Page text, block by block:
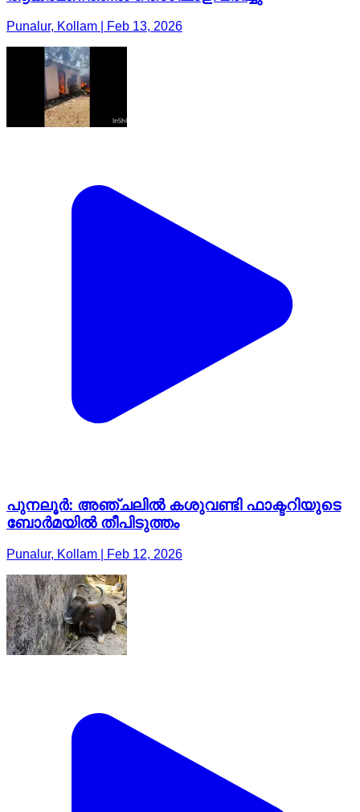
Punalur, Kollam | Feb 13, 2026
പുനലൂർ: അഞ്ചലിൽ കശുവണ്ടി ഫാക്ടറിയുടെ
ബോർമയിൽ തീപിടുത്തം
Punalur, Kollam | Feb 12, 2026